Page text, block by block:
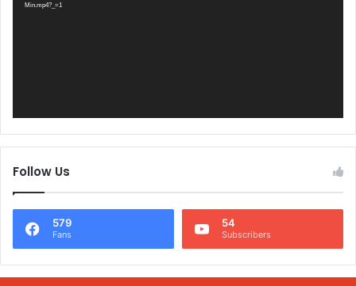
Min.mp4?_=1
Follow Us
579
Fans
54
Subscribers